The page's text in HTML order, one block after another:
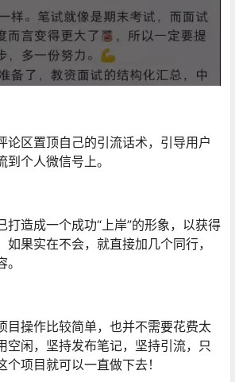
论区置顶自己的引流话术，引导用户
个人微信号上。
打造成一个成功“上岸”的形象，以获得
果实在不会，就直接加几个同行，
目操作比较简单，也并不需要花费太
空闲，坚持发布笔记，坚持引流，只
项目就可以一直做下去！